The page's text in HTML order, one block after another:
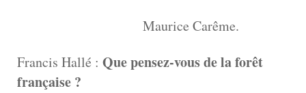
Maurice Carême.
Francis Hallé : Que pensez-vous de la forêt
française ?